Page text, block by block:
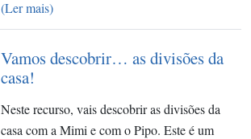
(Ler mais)
Vamos descobrir… as divisões da
casa!
Neste recurso, vais descobrir as divisões da
casa com a Mimi e com o Pipo. Este é um